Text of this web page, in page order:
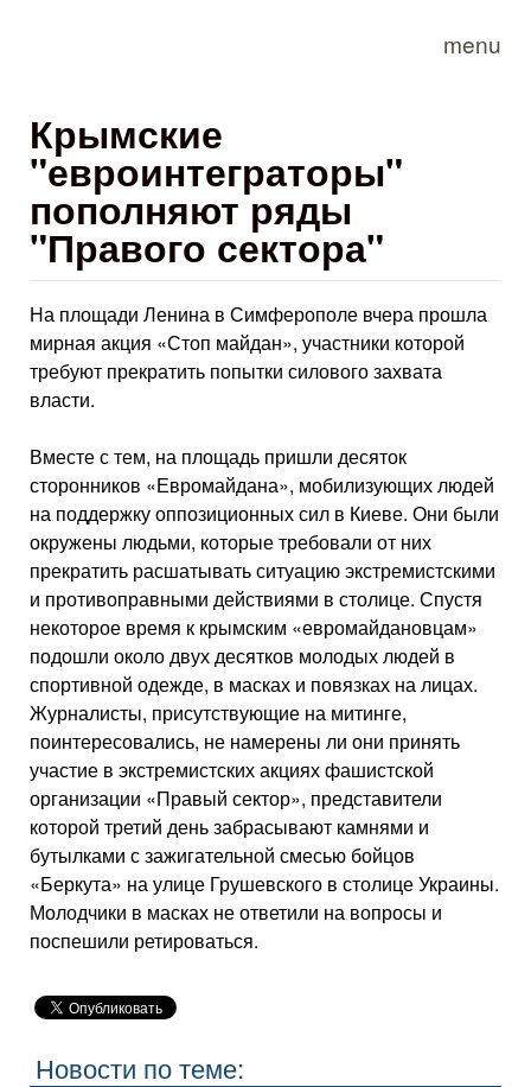
menu
Крымские
"евроинтеграторы"
пополняют ряды
"Правого сектора"
На площади Ленина в Симферополе вчера прошла
мирная акция «Стоп майдан», участники которой
требуют прекратить попытки силового захвата
власти.
Вместе с тем, на площадь пришли десяток
сторонников «Евромайдана», мобилизующих людей
на поддержку оппозиционных сил в Киеве. Они были
окружены людьми, которые требовали от них
прекратить расшатывать ситуацию экстремистскими
и противоправными действиями в столице. Спустя
некоторое время к крымским «евромайдановцам»
подошли около двух десятков молодых людей в
спортивной одежде, в масках и повязках на лицах.
Журналисты, присутствующие на митинге,
поинтересовались, не намерены ли они принять
участие в экстремистских акциях фашистской
организации «Правый сектор», представители
которой третий день забрасывают камнями и
бутылками с зажигательной смесью бойцов
«Беркута» на улице Грушевского в столице Украины.
Молодчики в масках не ответили на вопросы и
поспешили ретироваться.
Новости по теме: